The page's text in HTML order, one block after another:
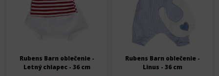
Rubens Barn oblečenie -
Letný chlapec - 36 cm
Rubens Barn oblečenie -
Linus - 36 cm